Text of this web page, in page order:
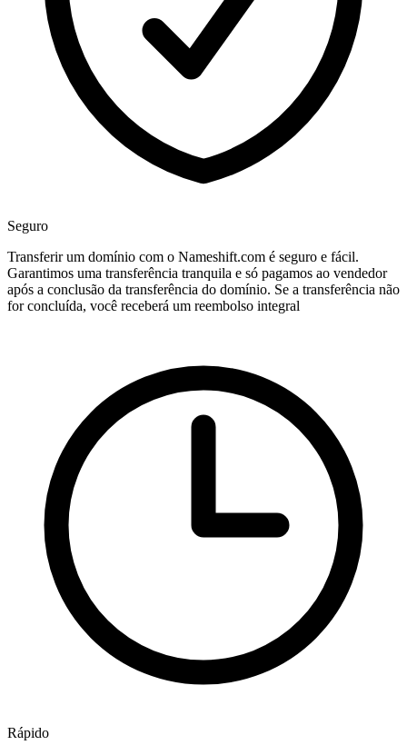
Seguro
Transferir um domínio com o Nameshift.com é seguro e fácil.
Garantimos uma transferência tranquila e só pagamos ao vendedor
após a conclusão da transferência do domínio. Se a transferência não
for concluída, você receberá um reembolso integral
Rápido